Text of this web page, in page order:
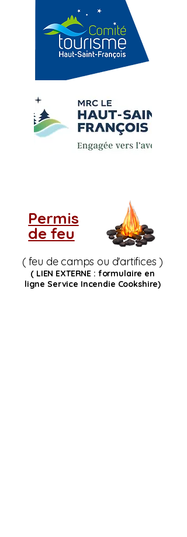
Permis
de feu
( feu de camps ou d'artifices )
( LIEN EXTERNE : formulaire en
ligne Service Incendie Cookshire)